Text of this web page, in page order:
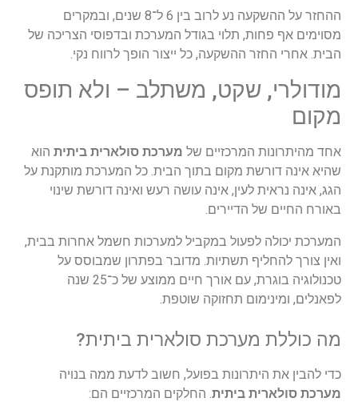
ההחזר על ההשקעה נע לרוב בין ל־8 שנים, ובמקרים
מסוימים אף פחות, תלוי בגודל המערכת ובדפוסי הצריכה של
הבית. אחרי החזר ההשקעה, כל ייצור הופך לרווח נקי.
מודולרי, שקט, משתלב – ולא תופס
מקום
אחד מהיתרונות המרכזיים של מערכת סולארית ביתית הוא
שהיא אינה דורשת מקום בתוך הבית. כל המערכת מותקנת על
הגג, אינה נראית לעין, אינה עושה רעש ואינה דורשת שינוי
באורח החיים של הדיירים.
המערכת יכולה לפעול במקביל למערכות חשמל אחרות בבית,
ואין צורך להחליף תשתיות. מדובר בפתרון שמבוסס על
טכנולוגיה בוגרת, עם אורך חיים ממוצע של כ־25
שנה
לפאנלים, ומינימום תחזוקה שוטפת.
מה כוללת מערכת סולארית ביתית?
כדי להבין את היתרונות בפועל, חשוב לדעת ממה בנויה
מערכת סולארית ביתית. החלקים המרכזיים הם: